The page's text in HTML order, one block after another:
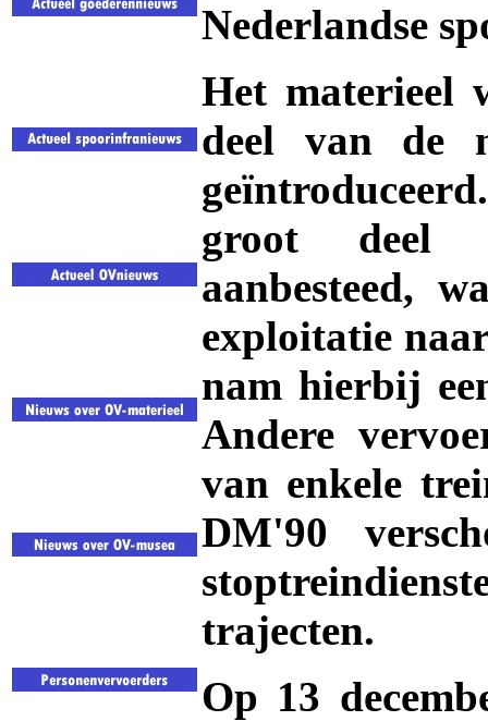
Nederlandse
Het materieel
deel van de
groot deel
aanbesteed,
exploitatie
nam hierbij
Andere
van enkele
DM'90
trajecten.
Op 13